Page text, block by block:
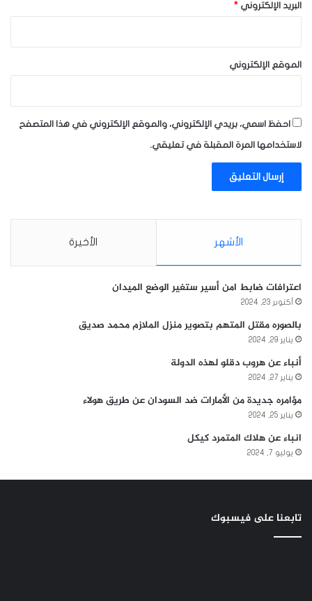
البريد الإلكتروني *
الموقع الإلكتروني
احفظ اسمي، بريدي الإلكتروني، والموقع الإلكتروني في هذا المتصفح
لاستخدامها المرة المقبلة في تعليقي.
الأشهر الأخيرة
اعترافات ضابط امن أسير ستغير الوضع الميدان
أكتوبر 23, 2024
بالصوره مقتل المتهم بتصوير منزل الملازم محمد صديق
يناير 29, 2024
أنباء عن هروب دقلو لهذه الدولة
يناير 27, 2024
مؤامره جديدة من الأمارات ضد السودان عن طريق هولاء
يناير 25, 2024
انباء عن هلاك المتمرد كيكل
يوليو 7, 2024
تابعنا على فيسبوك